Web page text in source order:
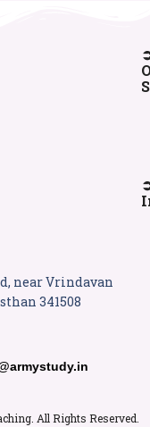
near Vrindavan
341508
All Rights Reserved.